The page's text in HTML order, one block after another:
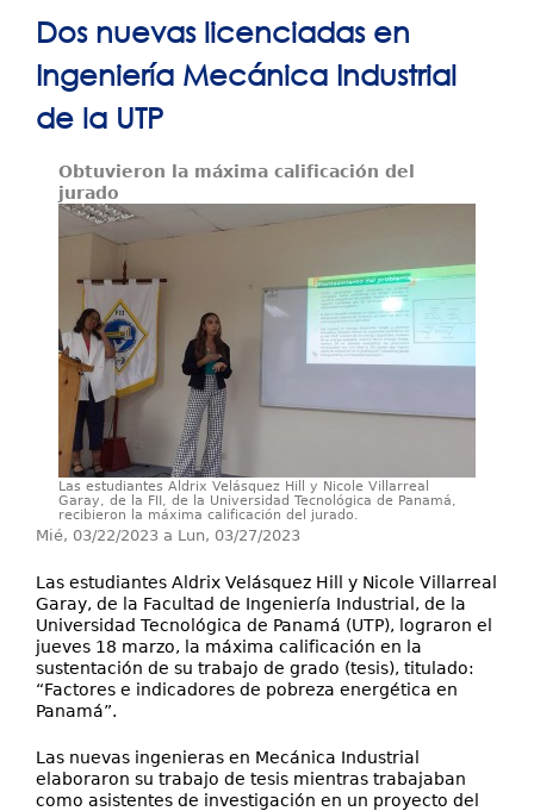
Principal
Personal
Proyectos de Investigación
Investigación y Desarrollo
Servicios
Contáctenos
está
aquí
Dos nuevas licenciadas en
Ingeniería Mecánica Industrial
de la UTP
Obtuvieron la máxima calificación del
jurado
Las estudiantes Aldrix Velásquez Hill y Nicole Villarreal
Garay, de la FII, de la Universidad Tecnológica de Panamá,
recibieron la máxima calificación del jurado.
Mié, 03/22/2023 a Lun, 03/27/2023
Las estudiantes Aldrix Velásquez Hill y Nicole Villarreal
Garay, de la Facultad de Ingeniería Industrial, de la
Universidad Tecnológica de Panamá (UTP), lograron el
jueves 18 marzo, la máxima calificación en la
sustentación de su trabajo de grado (tesis), titulado:
“Factores e indicadores de pobreza energética en
Panamá”.
Las nuevas ingenieras en Mecánica Industrial
elaboraron su trabajo de tesis mientras trabajaban
como asistentes de investigación en un proyecto del